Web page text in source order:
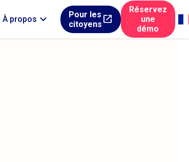
À propos expand_more
Pour les
citoyens open_in_new
Réservez
une
démo